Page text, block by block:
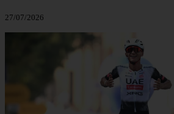
27/07/2026